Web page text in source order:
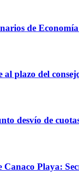
de
plazo del
desvío de
Playa: